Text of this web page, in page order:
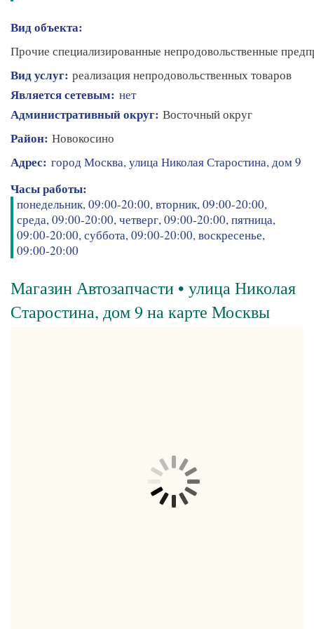
Вид объекта:
Прочие специализированные непродовольственные
Вид услуг: реализация непродовольственных товаров
Является сетевым: нет
Административный округ: Восточный округ
Район: Новокосино
Адрес: город Москва, улица Николая Старостина, дом 9
Часы работы:
понедельник, 09:00-20:00, вторник, 09:00-20:00,
среда, 09:00-20:00, четверг, 09:00-20:00, пятница,
09:00-20:00, суббота, 09:00-20:00, воскресенье,
09:00-20:00
Магазин Автозапчасти • улица Николая
Старостина, дом 9 на карте Москвы